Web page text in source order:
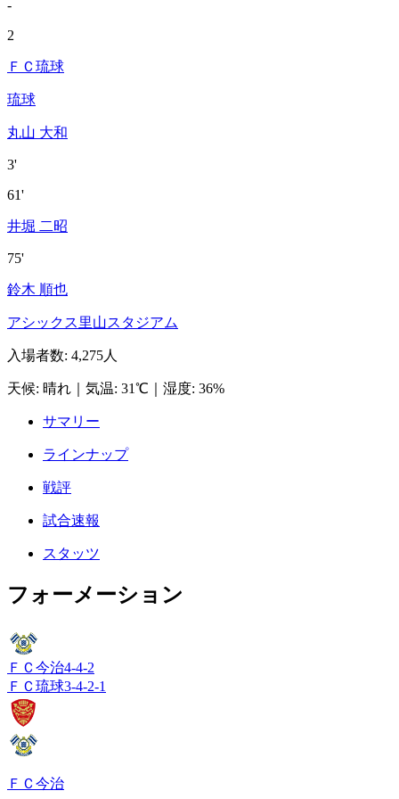
-
2
ＦＣ琉球
琉球
丸山 大和
3'
61'
井堀 二昭
75'
鈴木 順也
アシックス里山スタジアム
入場者数: 4,275人
天候: 晴れ 気温: 31℃ 湿度: 36%
サマリー
ラインナップ
戦評
試合速報
スタッツ
フォーメーション
ＦＣ今治4-4-2
ＦＣ琉球3-4-2-1
ＦＣ今治